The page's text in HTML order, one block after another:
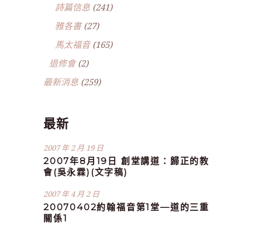
詩篇信息 (241)
雅各書(27)
馬太福音(165)
退修會(2)
最新消息 (259)
最新
2007 年 2 月 19 日
2007年8月19日 創堂講道：歸正的教
會(吳永霖)(文字稿)
2007 年 4 月 2 日
20070402約翰福音第1堂—道的三重
關係1